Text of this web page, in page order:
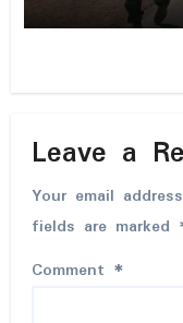
Leave a
Your email
fields are marked
Comment *